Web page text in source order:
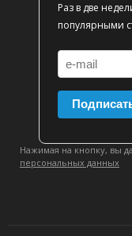
Раз в две
популярными
Нажимая на кнопку, вы
персональных данных